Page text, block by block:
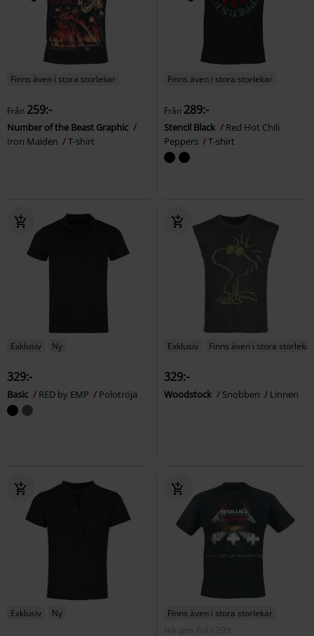
Finns även i stora storlekar
Från 259:-
Number of the Beast Graphic
Iron Maiden
T-shirt
Finns även i stora storlekar
Från 289:-
Stencil Black
Red Hot Chili
Peppers
T-shirt
Exklusiv Ny
329:-
Basic RED by EMP Polotröja
Exklusiv Finns även i stora storlekar
329:-
Woodstock Snobben Linnen
Exklusiv Ny
Finns även i stora storlekar
rek-pris
Från 299:-